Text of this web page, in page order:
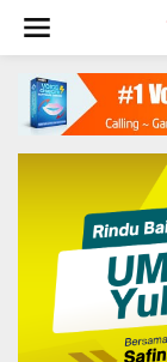
konten